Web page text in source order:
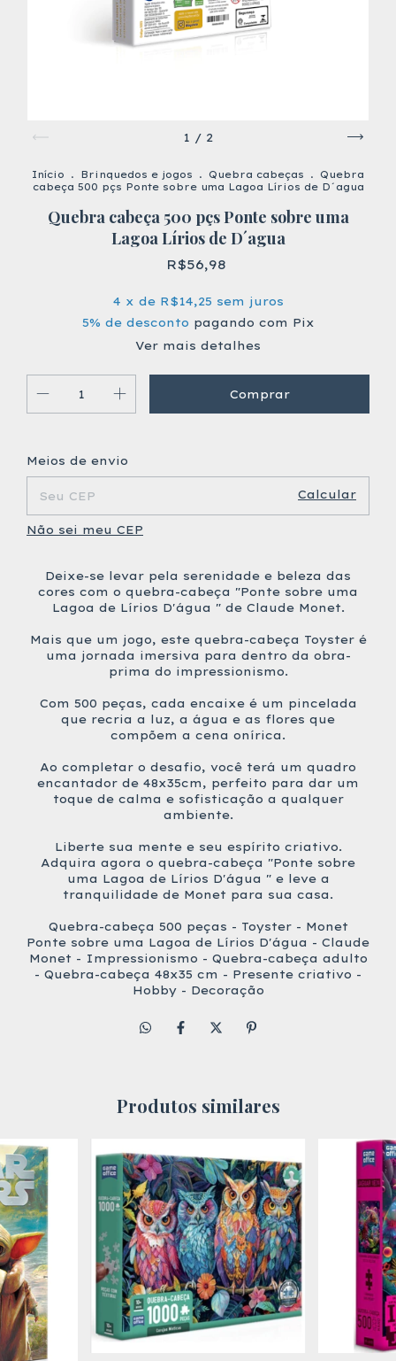
1 / 2
Início . Brinquedos e jogos . Quebra cabeças .
Quebra
cabeça 500 pçs Ponte sobre uma Lagoa Lírios de D´agua
Quebra cabeça 500 pçs Ponte sobre uma
Lagoa Lírios de D´agua
R$56,98
4 x de R$14,25 sem juros
5% de desconto pagando com Pix
Ver mais detalhes
Entregas para o CEP:
Meios de envio
Calcular
Não sei meu CEP
Deixe-se levar pela serenidade e beleza das
cores com o quebra-cabeça "Ponte sobre uma
Lagoa de Lírios D'água " de Claude Monet.
Mais que um jogo, este quebra-cabeça Toyster é
uma jornada imersiva para dentro da obra-
prima do impressionismo.
Com 500 peças, cada encaixe é um pincelada
que recria a luz, a água e as flores que
compõem a cena onírica.
Ao completar o desafio, você terá um quadro
encantador de 48x35cm, perfeito para dar um
toque de calma e sofisticação a qualquer
ambiente.
Liberte sua mente e seu espírito criativo.
Adquira agora o quebra-cabeça "Ponte sobre
uma Lagoa de Lírios D'água " e leve a
tranquilidade de Monet para sua casa.
Quebra-cabeça 500 peças - Toyster - Monet
Ponte sobre uma Lagoa de Lírios D'água - Claude
Monet - Impressionismo - Quebra-cabeça adulto
- Quebra-cabeça 48x35 cm - Presente criativo -
Hobby - Decoração
Produtos similares